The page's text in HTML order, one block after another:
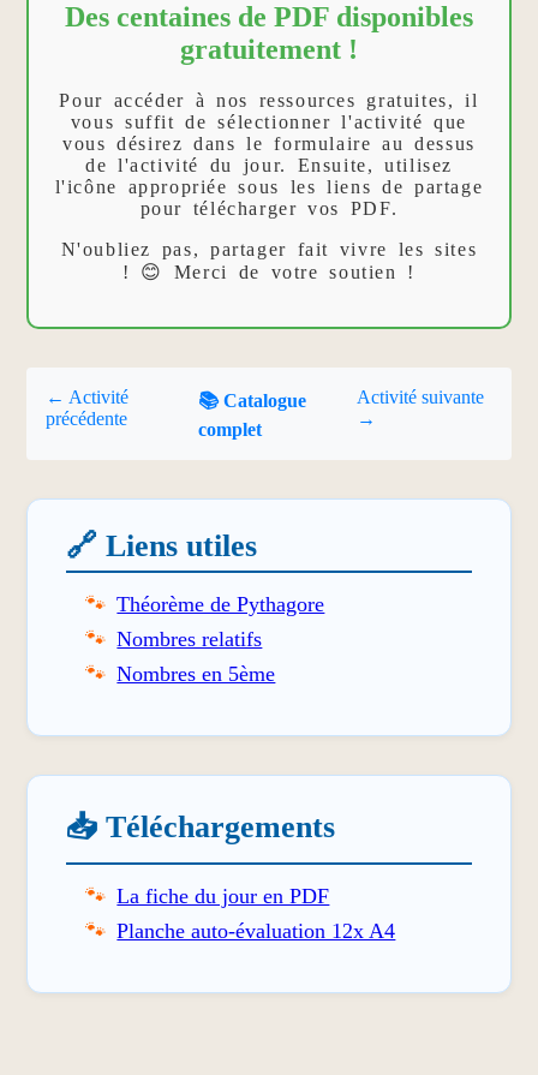
Des centaines de PDF disponibles
gratuitement !
Pour accéder à nos ressources gratuites, il
vous suffit de sélectionner l'activité que
vous désirez dans le formulaire au dessus
de l'activité du jour. Ensuite, utilisez
l'icône appropriée sous les liens de partage
pour télécharger vos PDF.
N'oubliez pas, partager fait vivre les sites
! 😊 Merci de votre soutien !
← Activité
précédente
📚 Catalogue
complet
Activité suivante
→
🔗 Liens utiles
Théorème de Pythagore
Nombres relatifs
Nombres en 5ème
📥 Téléchargements
La fiche du jour en PDF
Planche auto-évaluation 12x A4